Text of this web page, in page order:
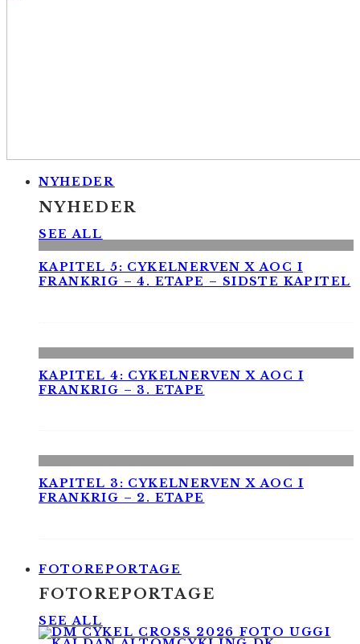
NYHEDER
NYHEDER
SEE ALL
KAPITEL 5: CYKELNERVEN X AOC I
FRANKRIG – 4. ETAPE – SIDSTE KAPITEL
KAPITEL 4: CYKELNERVEN X AOC I
FRANKRIG – 3. ETAPE
KAPITEL 3: CYKELNERVEN X AOC I
FRANKRIG – 2. ETAPE
FOTOREPORTAGE
FOTOREPORTAGE
SEE ALL